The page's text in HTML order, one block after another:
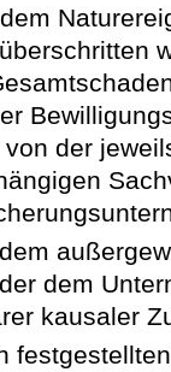
der
dem
kausaler